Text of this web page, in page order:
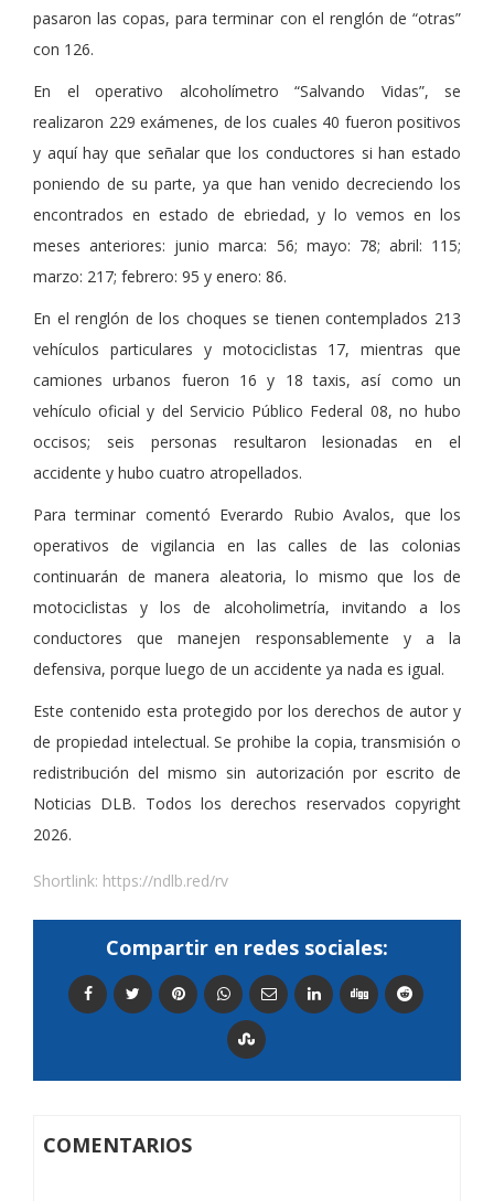
pasaron las copas, para terminar con el renglón de “otras”
con 126.
En el operativo alcoholímetro “Salvando Vidas”, se
realizaron 229 exámenes, de los cuales 40 fueron positivos
y aquí hay que señalar que los conductores si han estado
poniendo de su parte, ya que han venido decreciendo los
encontrados en estado de ebriedad, y lo vemos en los
meses anteriores: junio marca: 56; mayo: 78; abril: 115;
marzo: 217; febrero: 95 y enero: 86.
En el renglón de los choques se tienen contemplados 213
vehículos particulares y motociclistas 17, mientras que
camiones urbanos fueron 16 y 18 taxis, así como un
vehículo oficial y del Servicio Público Federal 08, no hubo
occisos; seis personas resultaron lesionadas en el
accidente y hubo cuatro atropellados.
Para terminar comentó Everardo Rubio Avalos, que los
operativos de vigilancia en las calles de las colonias
continuarán de manera aleatoria, lo mismo que los de
motociclistas y los de alcoholimetría, invitando a los
conductores que manejen responsablemente y a la
defensiva, porque luego de un accidente ya nada es igual.
Este contenido esta protegido por los derechos de autor y
de propiedad intelectual. Se prohibe la copia, transmisión o
redistribución del mismo sin autorización por escrito de
Noticias DLB. Todos los derechos reservados copyright
2026.
Shortlink: https://ndlb.red/rv
Compartir en redes sociales:
COMENTARIOS